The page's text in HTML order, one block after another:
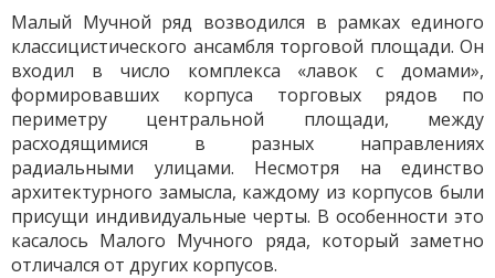
Малый Мучной ряд возводился в рамках единого
классицистического ансамбля торговой площади. Он
входил в число комплекса «лавок с домами»,
формировавших корпуса торговых рядов по
периметру центральной площади, между
расходящимися в разных направлениях
радиальными улицами. Несмотря на единство
архитектурного замысла, каждому из корпусов были
присущи индивидуальные черты. В особенности это
касалось Малого Мучного ряда, который заметно
отличался от других корпусов.